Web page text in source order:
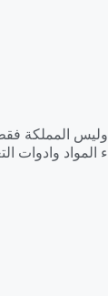
وليس المملكة
وادوات